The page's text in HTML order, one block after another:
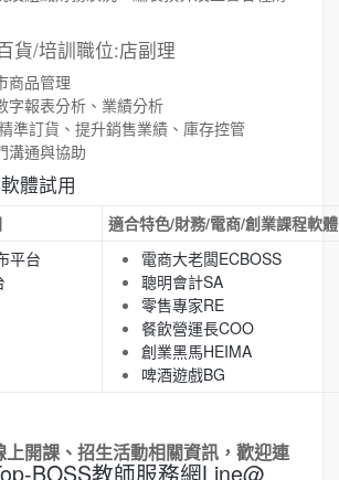
貨/培訓職位:店副理
商品管理
字報表分析、業績分析
準訂貨、提升銷售業績、庫存控管
溝通與協助
軟體試用
適合特色/財務/電商/創業課程軟體
平台
電商大老闆ECBOSS
聰明會計SA
零售專家RE
餐飲營運長COO
創業黑馬HEIMA
啤酒遊戲BG
上開課、招生活動相關資訊，歡迎連
BOSS教師服務網Line@